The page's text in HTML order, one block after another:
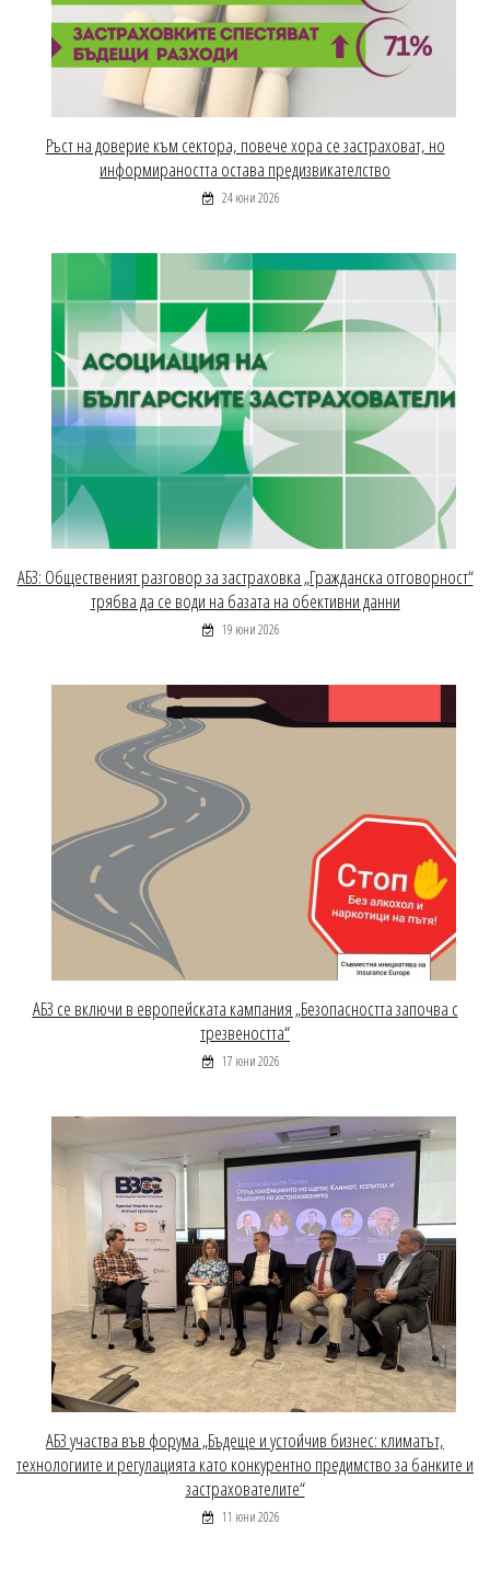
Ръст на доверие към сектора, повече хора се застраховат, но
информираността остава предизвикателство
24 юни 2026
АБЗ: Общественият разговор за застраховка „Гражданска отговорност“
трябва да се води на базата на обективни данни
19 юни 2026
АБЗ се включи в европейската кампания „Безопасността започва с
трезвеността“
17 юни 2026
АБЗ участва във форума „Бъдеще и устойчив бизнес: климатът,
технологиите и регулацията като конкурентно предимство за банките и
застрахователите“
11 юни 2026